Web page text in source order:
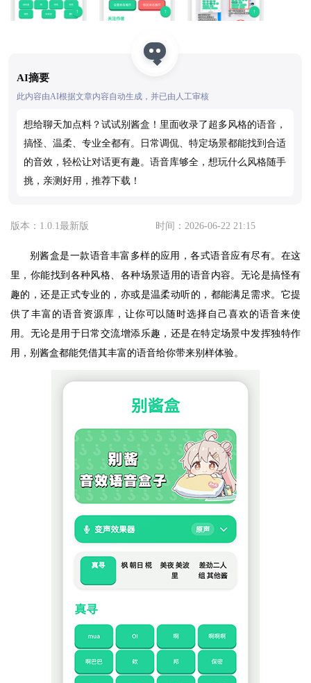
AI摘要
此内容由AI根据文章内容自动生成，并已由人工审核
想给聊天加点料？试试别酱盒！里面收录了超多风格的语音，
搞怪、温柔、专业全都有。日常调侃、特定场景都能找到合适
的音效，轻松让对话更有趣。语音库够全，想玩什么风格随手
挑，亲测好用，推荐下载！
版本：1.0.1最新版 时间：2026-06-22 21:15
别酱盒是一款语音丰富多样的应用，各式语音应有尽有。在这
里，你能找到各种风格、各种场景适用的语音内容。无论是搞怪有
趣的，还是正式专业的，亦或是温柔动听的，都能满足需求。它提
供了丰富的语音资源库，让你可以随时选择自己喜欢的语音来使
用。无论是用于日常交流增添乐趣，还是在特定场景中发挥独特作
用，别酱盒都能凭借其丰富的语音给你带来别样体验。